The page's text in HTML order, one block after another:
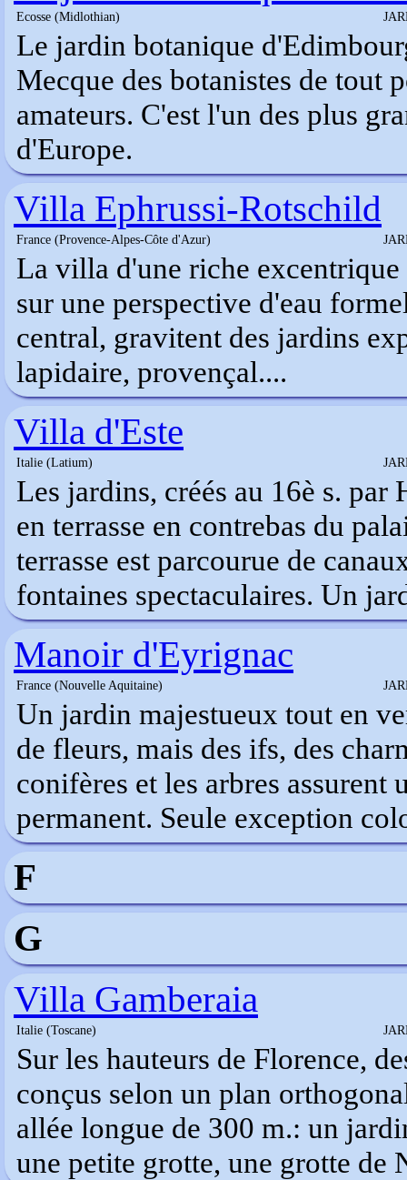
Ecosse (Midlothian)
Le jardin botanique
Mecque des botanistes de tout
amateurs. C'est l'un des plus
d'Europe.
Villa Ephrussi-Rotschild
France (Provence-Alpes-Côte d'Azur)
La villa d'une riche excentrique
sur une perspective d'eau
central, gravitent des jardins
lapidaire, provençal....
Villa d'Este
Italie (Latium)
Les jardins, créés au 16è s. par
en terrasse en contrebas du
terrasse est parcourue de
fontaines spectaculaires. Un
Manoir d'Eyrignac
France (Nouvelle Aquitaine)
Un jardin majestueux tout en
de fleurs, mais des ifs, des
conifères et les arbres assurent
permanent. Seule exception
F
G
Villa Gamberaia
Italie (Toscane)
Sur les hauteurs de Florence,
conçus selon un plan
allée longue de 300 m.: un
une petite grotte, une grotte de